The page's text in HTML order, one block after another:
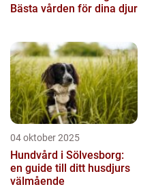
Bästa vården för dina djur
04 oktober 2025
Hundvård i Sölvesborg:
en guide till ditt husdjurs
välmående